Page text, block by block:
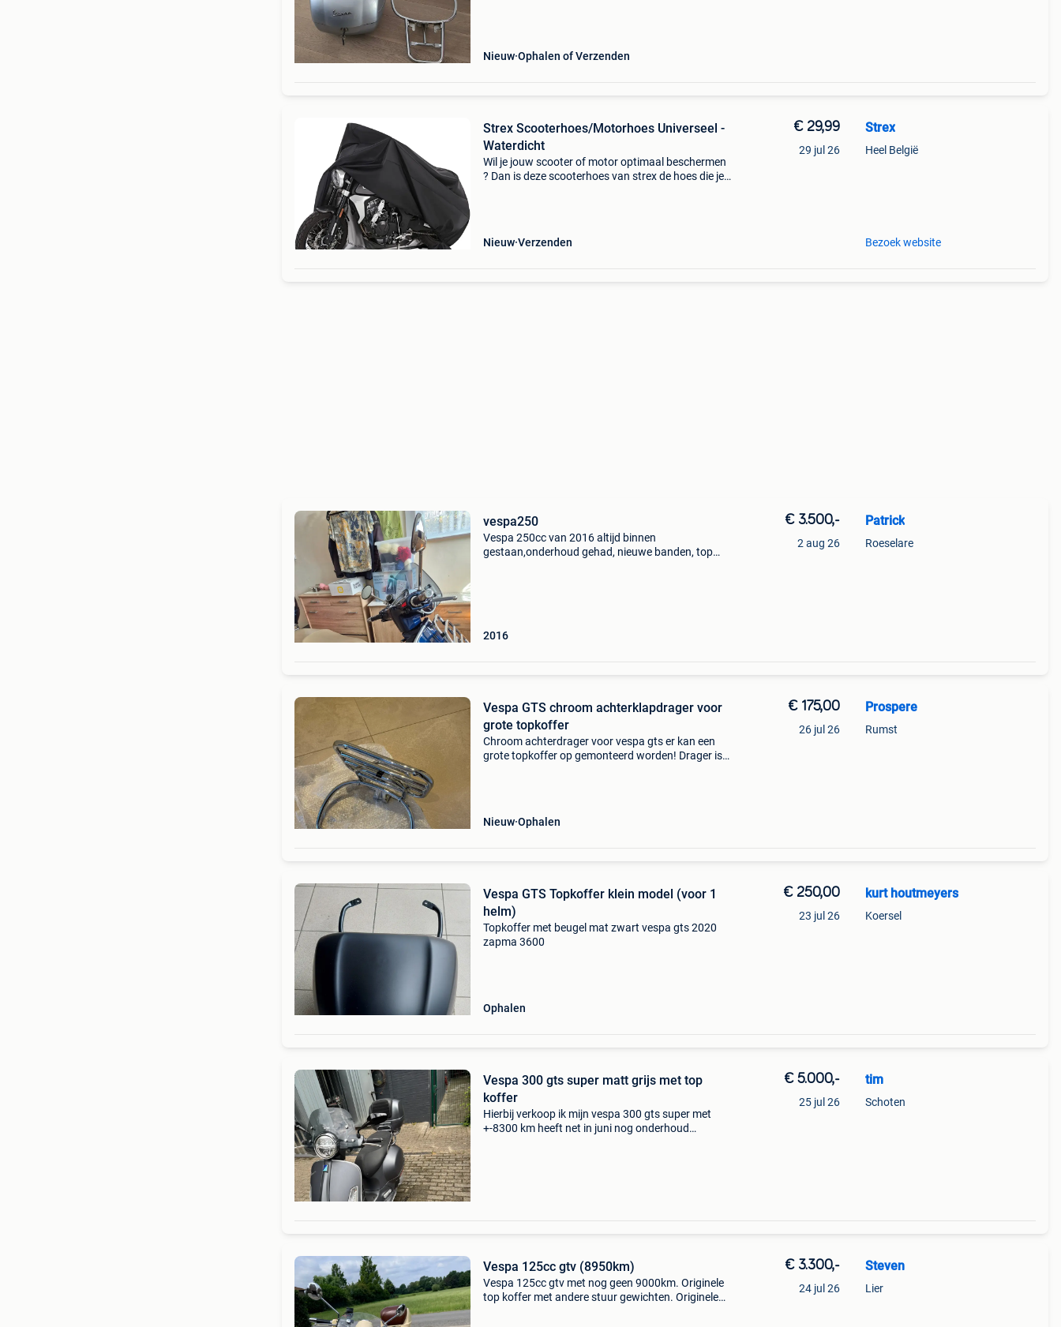
Nieuw Ophalen of Verzenden
Strex Scooterhoes/Motorhoes Universeel -
Waterdicht
Wil je jouw scooter of motor optimaal beschermen
? Dan is deze scooterhoes van strex de hoes die je
Nieuw Verzenden
€ 29,99
29 jul 26
Strex
Heel België
Bezoek website
vespa250
Vespa 250cc van 2016 altijd binnen
gestaan,onderhoud gehad, nieuwe banden, top
2016
€ 3.500,-
2 aug 26
Patrick
Roeselare
Vespa GTS chroom achterklapdrager voor
grote topkoffer
Chroom achterdrager voor vespa gts er kan een
grote topkoffer op gemonteerd worden! Drager is
Nieuw Ophalen
€ 175,00
26 jul 26
Prospere
Rumst
Vespa GTS Topkoffer klein model (voor 1
helm)
Topkoffer met beugel mat zwart vespa gts 2020
zapma 3600
Ophalen
€ 250,00
23 jul 26
kurt houtmeyers
Koersel
Vespa 300 gts super matt grijs met top
koffer
Hierbij verkoop ik mijn vespa 300 gts super met
+-8300 km heeft net in juni nog onderhoud
€ 5.000,-
25 jul 26
tim
Schoten
Vespa 125cc gtv (8950km)
Vespa 125cc gtv met nog geen 9000km. Originele
top koffer met andere stuur gewichten. Originele
€ 3.300,-
24 jul 26
Steven
Lier